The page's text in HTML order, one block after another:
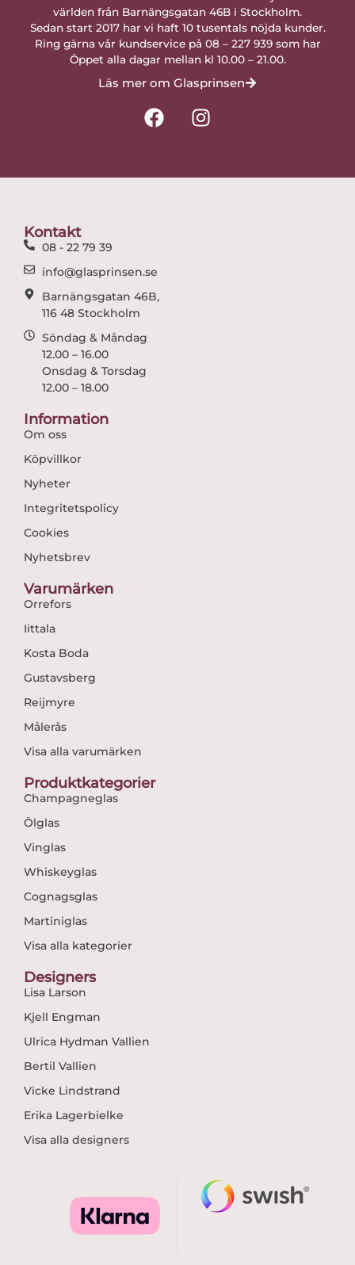
världen från Barnängsgatan 46B i Stockholm.
Sedan start 2017 har vi haft 10 tusentals nöjda kunder.
Ring gärna vår kundservice på 08 – 227 939 som har
Öppet alla dagar mellan kl 10.00 – 21.00.
Läs mer om Glasprinsen
F
a
I
n
Kontakt
08 - 22 79 39
info@glasprinsen.se
Barnängsgatan 46B,
116 48 Stockholm
Söndag & Måndag
12.00 – 16.00
Onsdag & Torsdag
12.00 – 18.00
Information
Om oss
Köpvillkor
Nyheter
Integritetspolicy
Cookies
Nyhetsbrev
Varumärken
Orrefors
Iittala
Kosta Boda
Gustavsberg
Reijmyre
Målerås
Visa alla varumärken
Produktkategorier
Champagneglas
Ölglas
Vinglas
Whiskeyglas
Cognagsglas
Martiniglas
Visa alla kategorier
Designers
Lisa Larson
Kjell Engman
Ulrica Hydman Vallien
Bertil Vallien
Vicke Lindstrand
Erika Lagerbielke
Visa alla designers